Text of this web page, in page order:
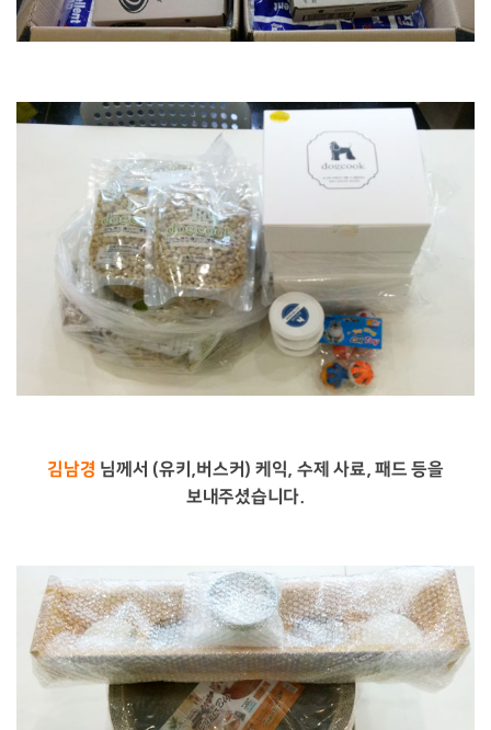
김남경 님께서 (유키,버스커) 케익, 수제 사료, 패드 등을
보내주셨습니다.